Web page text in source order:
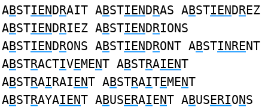
ABSTIENDRAIT ABSTIENDRAS ABSTIENDREZ
ABSTIENDRIEZ ABSTIENDRIONS
ABSTIENDRONS ABSTIENDRONT ABSTINRENT
ABSTRACTIVEMENT ABSTRAIENT
ABSTRAIRAIENT ABSTRAITEMENT
ABSTRAYAIENT ABUSERAIENT ABUSERIONS